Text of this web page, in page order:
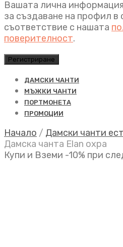
Вашата лична
за създаване на профил в
съответствие с нашата
поверителност.
Регистриране
ДАМСКИ ЧАНТИ
МЪЖКИ ЧАНТИ
ПОРТМОНЕТА
ПРОМОЦИИ
Начало / Дамски чанти
Дамска чанта Elan охра
Купи и Вземи -10% при